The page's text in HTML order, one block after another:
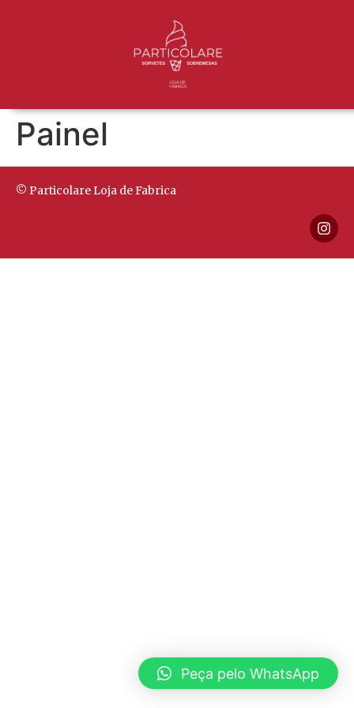
Painel
© Particolare Loja de Fabrica
Peça pelo WhatsApp